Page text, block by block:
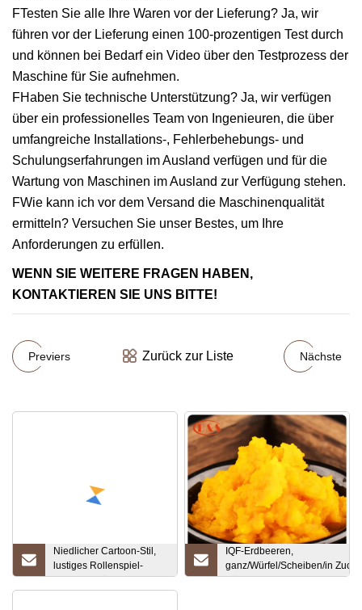
FTesten Sie alle Ihre Waren vor der Lieferung? Ja, wir
führen vor der Lieferung einen 100-prozentigen Test durch
und können bei Bedarf ein Video über den Testprozess der
Maschine für Sie aufnehmen.
FHaben Sie technische Unterstützung? Ja, wir verfügen
über ein professionelles Team von Ingenieuren, die über
umfangreiche Installations-, Fehlerbehebungs- und
Schulungserfahrungen im Ausland verfügen und für die
Wartung von Maschinen im Ausland zur Verfügung stehen.
FWie kann ich vor dem Versand die Maschinenqualität
ermitteln? Versuchen Sie unser Bestes, um Ihre
Anforderungen zu erfüllen.
WENN SIE WEITERE FRAGEN HABEN,
KONTAKTIEREN SIE UNS BITTE!
Previers Zurück zur Liste Nächste
Niedlicher Cartoon-Stil,
lustiges Rollenspiel-
Spielzeug für Kinder,
IQF-Erdbeeren,
ganz/Würfel/Scheiben/in
Güteklasse A/A+B/B,